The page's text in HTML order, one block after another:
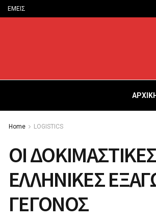
ΕΜΕΙΣ
ΑΡΧΙΚΗ
Home LOGISTICS
ΟΙ
ΕΛΛΗΝΙΚΕΣ
ΓΕΓΟΝΟΣ